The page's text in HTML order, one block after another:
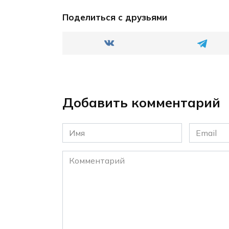
Поделиться с друзьями
Добавить комментарий
Имя
*
Email
*
Комментарий